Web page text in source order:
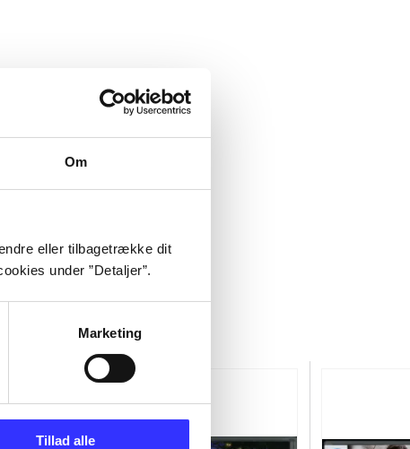
Om
eller tilbagetrække dit
under ”Detaljer”.
Marketing
Tillad alle